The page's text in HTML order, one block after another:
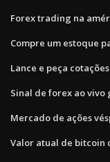
Forex trading na
Compre um estoque
Lance e peça
Sinal de forex ao vivo
Mercado de ações
Valor atual de bitcoin